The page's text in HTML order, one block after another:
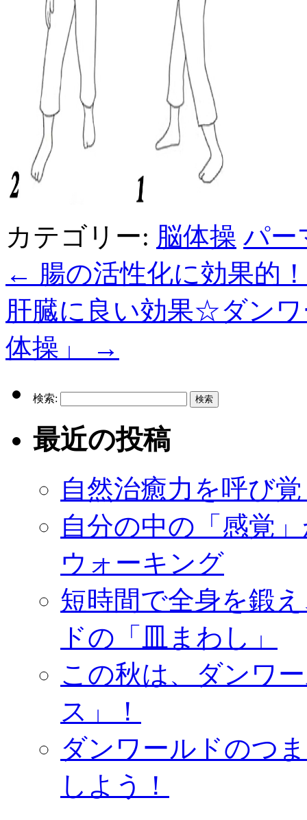
カテゴリー: 脳体操 パー
← 腸の活性化に効果的
肝臓に良い効果☆ダン
体操」
→
検索:
最近の投稿
自然治癒力を呼び
自分の中の「感覚
ウォーキング
短時間で全身を鍛
ドの「皿まわし」
この秋は、ダンワ
ス」！
ダンワールドのつ
しよう！